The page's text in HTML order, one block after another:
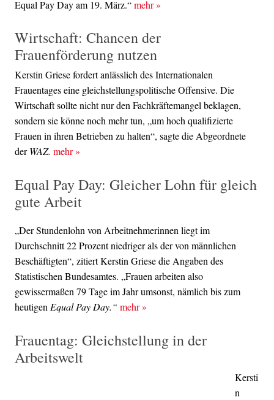
Equal Pay Day am 19. März.“mehr»
Wirtschaft: Chancen der
Frauenförderung nutzen
Kerstin Griese fordert anlässlich des Internationalen
Frauentages eine gleichstellungspolitische Offensive. Die
Wirtschaft sollte nicht nur den Fachkräftemangel beklagen,
sondern sie könne noch mehr tun, „um hoch qualifizierte
Frauen in ihren Betrieben zu halten“, sagte die Abgeordnete
derWAZ. mehr»
Equal Pay Day: Gleicher Lohn für gleich
gute Arbeit
„Der Stundenlohn von Arbeitnehmerinnen liegt im
Durchschnitt 22 Prozent niedriger als der von männlichen
Beschäftigten“, zitiert Kerstin Griese die Angaben des
Statistischen Bundesamtes. „Frauen arbeiten also
gewissermaßen 79 Tage im Jahr umsonst, nämlich bis zum
heutigen Equal Pay Day.“ mehr»
Frauentag: Gleichstellung in der
Arbeitswelt
Kersti
n